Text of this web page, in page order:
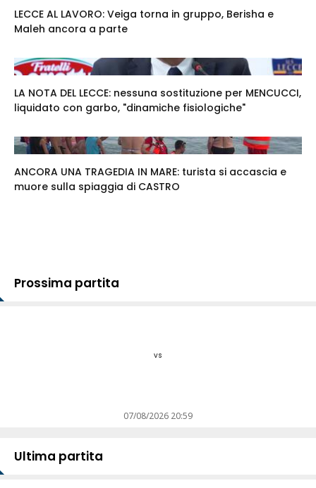
LECCE AL LAVORO: Veiga torna in gruppo, Berisha e
Maleh ancora a parte
LA NOTA DEL LECCE: nessuna sostituzione per MENCUCCI,
liquidato con garbo, "dinamiche fisiologiche"
ANCORA UNA TRAGEDIA IN MARE: turista si accascia e
muore sulla spiaggia di CASTRO
Prossima partita
vs
07/08/2026 20:59
Ultima partita